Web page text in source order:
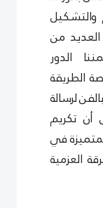
والتشكيل
من
الدور
الطريقة
لرسالة
أن تكريم
في
العزمية